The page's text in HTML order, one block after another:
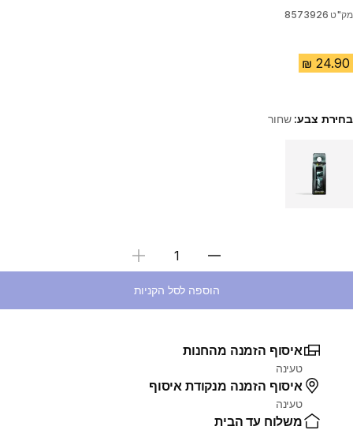
מק"ט 8573926
בחירת צבע:שחור
בחירת כמות
הוספה לסל הקניות
איסוף הזמנה מהחנות
טעינה
איסוף הזמנה מנקודת איסוף
טעינה
משלוח עד הבית